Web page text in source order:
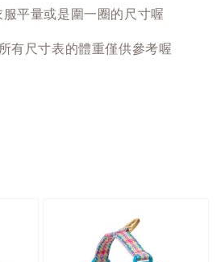
平量或是圍一圈的尺寸喔
有尺寸表的體重僅供參考喔